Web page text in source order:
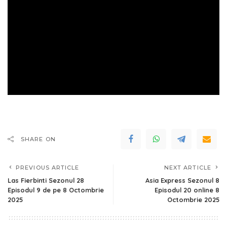
SHARE ON
PREVIOUS ARTICLE
Las Fierbinti Sezonul 28
Episodul 9 de pe 8 Octombrie
2025
NEXT ARTICLE
Asia Express Sezonul 8
Episodul 20 online 8
Octombrie 2025